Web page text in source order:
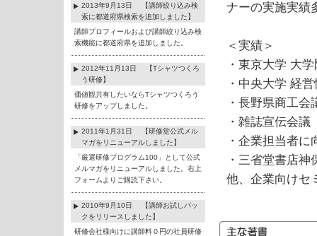
2013年9月13日 【講師絞り込み検
索に都道府県検索を追加しました】
講師プロフィールおよび講師絞り込み検
索機能に都道府県を追加しました。
2012年11月13日 【Tシャツつくろ
う研修】
価値観共有したいならTシャツつくろう
研修をアップしました。
2011年1月31日 【研修堂公式メル
マガをリニューアルしました】
「厳選研修プログラム100」として公式
メルマガをリニューアルしました。右上
フォームよりご購読下さい。
2010年9月10日 【講師お試しパッ
クをリリースしました】
研修会社様向けに講師料０円の社員研修
ナーの実施実績
＜実績＞
・東京大学 大
・中央大学 経
・長野県商工
・雑誌宣伝
・企業担当
・三省堂書店
他、企業向けセ